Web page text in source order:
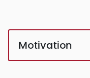
Motivation